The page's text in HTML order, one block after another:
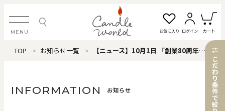
MENU お気に入り ログイン カート
ログイン・新規会員登録
TOP お知らせ一覧 【ニュース】10月1日 「創業80周年」を迎えました、心より感謝申し上げます
INFORMATION お知らせ
こ
だ
わ
り
条
件
で
絞